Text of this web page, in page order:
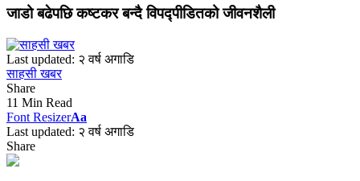
जाडो बढेपछि कष्टकर बन्दै विपद्पीडितको जीवनशैली
Last updated: २ वर्ष अगाडि
साहसी खबर
Share
11 Min Read
Font ResizerAa
Last updated: २ वर्ष अगाडि
Share